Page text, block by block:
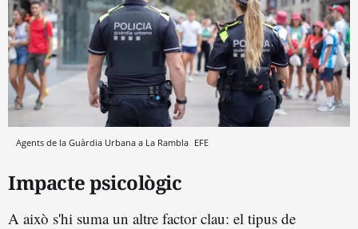
Agents de la Guàrdia Urbana a La Rambla EFE
Impacte psicològic
A això s'hi suma un altre factor clau: el tipus de